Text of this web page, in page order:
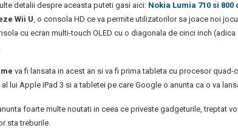
detalii despre aceasta puteti gasi aici: Nokia Lumia 710 si 800
Wii U, o consola HD ce va permite utilizatorilor sa joace noi
cu ecran multi-touch OLED cu o diagonala de cinci inch
va fi lansata in acest an si va fi prima tableta cu procesor quad-
lui Apple iPad 3 si a tabletei pe care Google o anunta ca o va
foarte multe noutati in ceea ce priveste gadgeturile, treptat
sta treburile.